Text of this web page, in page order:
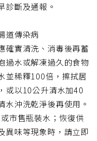
診斷及通報。
道傳染病
確實清洗、消毒後再蓄
過水或解凍過久的食物
並稀釋100倍，擦拭居
或以10公升清水加40
水沖洗乾淨後再使用。
市售瓶裝水；恢復供
異味等現象時，請立即